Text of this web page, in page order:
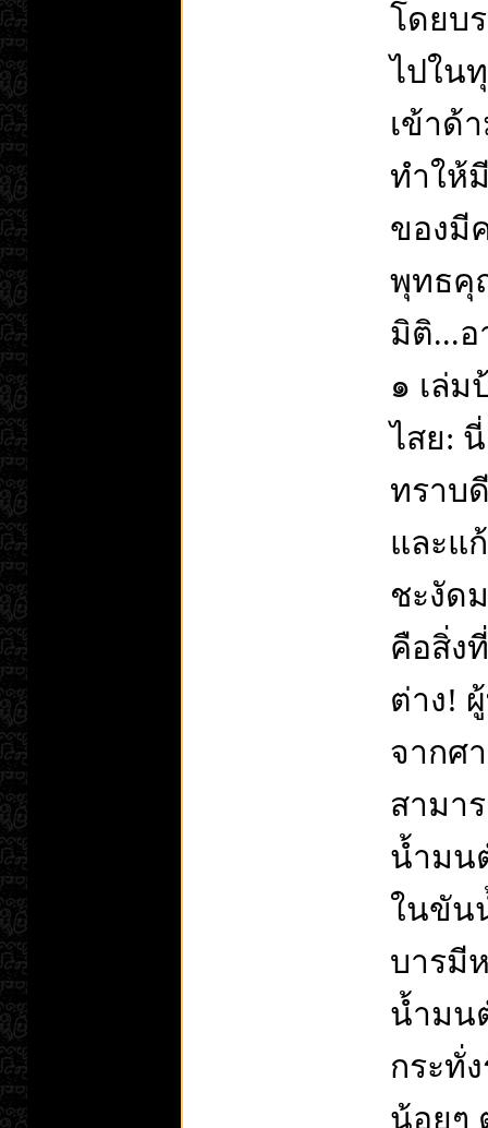
โดยบ
ไปใน
เข้าด้
ทำให้
ของมี
พุทธคุ
มิติ...
๑ เล่ม
ไสย:
ทราบ
และแ
ชะงัด
คือสิ่ง
ต่าง!
จากศ
สามา
น้ำมน
ในขัน
บารมี
น้ำมน
กระทั่
น้อยๆ